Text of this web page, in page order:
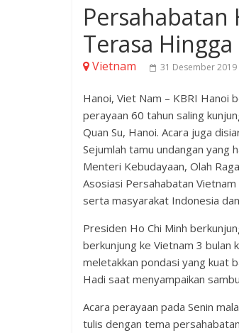
Persahabatan
Terasa Hingga
Vietnam 31 Desember 2019
Hanoi, Viet Nam – KBRI Hanoi
perayaan 60 tahun saling
Quan Su, Hanoi. Acara juga
Sejumlah tamu undangan yang
Menteri Kebudayaan, Olah
Asosiasi Persahabatan
serta masyarakat Indonesia
Presiden Ho Chi Minh
berkunjung ke Vietnam 3 bulan
meletakkan pondasi yang kuat
Hadi saat menyampaikan
Acara perayaan pada Senin
tulis dengan tema